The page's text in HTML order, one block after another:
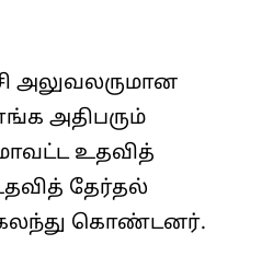
அலுவலருமான
அதிபரும்
உதவித்
தேர்தல்
கொண்டனர்.